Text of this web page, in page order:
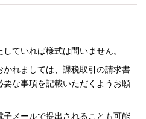
ていれば様式は問いません。
れましては、課税取引の請求書
な事項を記載いただくようお願
メールで提出されることも可能